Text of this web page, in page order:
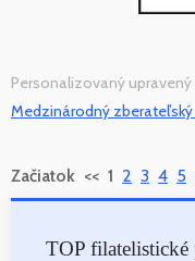
Personalizovaný
Medzinárodný
Začiatok << 1 2 3 4 5
TOP filatelistické